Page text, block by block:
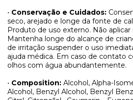
• Conservação e Cuidados:
seco, arejado e longe da fonte de
Produto de uso externo. Não aplicar
Mantenha longe do alcançe de
de irritação suspender o uso
ajuda médica. Em caso de contato
olhos com água abundantemente.
• Composition: Alcohol, Alpha-
Alcohol, Benzyl Alcohol, Benzyl